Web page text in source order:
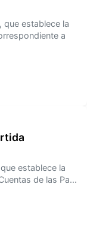
establece la
a
establece la
de las Pa...